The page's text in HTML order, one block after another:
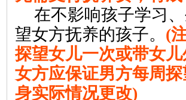
在不影响孩子学习
望女方抚养的孩子。 (
探望女儿一次或带女
女方应保证男方每周
身实际情况更改)